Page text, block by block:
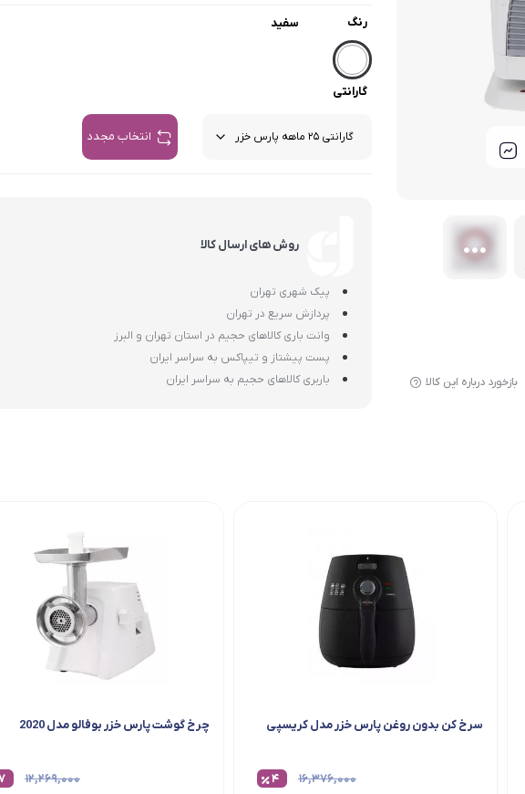
لوازم پخت و پز
هات داگ پز
بازخورد درباره این کالا
رنگ سفید
گارانتی
انتخاب مجدد
روش های ارسال کالا
پیک شهری تهران
پردازش سریع در تهران
وانت باری کالاهای حجیم در استان تهران و البرز
پست پیشتاز و تیپاکس به سراسر ایران
باربری کالاهای حجیم به سراسر ایران
سرخ کن بدون روغن پارس خزر مدل کریسپی
۱۶,۳۷۶,۰۰۰ ۴
چرخ گوشت پارس خزر بوفالو مدل 2020
۱۲,۲۶۹,۰۰۰